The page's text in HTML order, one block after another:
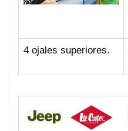
4 ojales superiores.